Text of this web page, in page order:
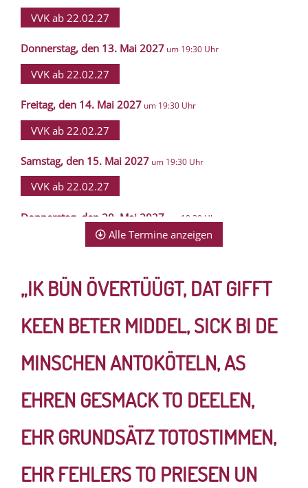
VVK ab 22.02.27
Donnerstag, den 13. Mai 2027 um 19:30 Uhr
VVK ab 22.02.27
Freitag, den 14. Mai 2027 um 19:30 Uhr
VVK ab 22.02.27
Samstag, den 15. Mai 2027 um 19:30 Uhr
VVK ab 22.02.27
Donnerstag, den 20. Mai 2027 um 19:30 Uhr
VVK ab 22.02.27
Freitag, den 21. Mai 2027 um 19:30 Uhr
VVK ab 22.02.27
Samstag, den 22. Mai 2027um 19:30 Uhr
VVK ab 22.02.27
VVK ab 22.02.27
Mittwoch, den 26. Mai 2027um 19:30 Uhr
VVK ab 22.02.27
Alle Termine anzeigen
„IK BÜN ÖVERTÜÜGT, DAT GIFFT
KEEN BETER MIDDEL, SICK BI DE
MINSCHEN ANTOKÖTELN, AS
EHREN GESMACK TO DEELEN,
EHR GRUNDSÄTZ TOTOSTIMMEN,
EHR FEHLERS TO PRIESEN UN